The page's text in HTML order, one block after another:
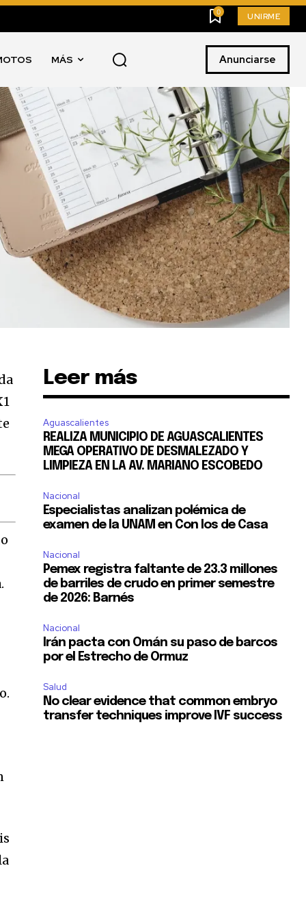
0 UNIRME
MÁS Anunciarse
Leer más
Aguascalientes
REALIZA MUNICIPIO DE AGUASCALIENTES
MEGA OPERATIVO DE DESMALEZADO Y
LIMPIEZA EN LA AV. MARIANO ESCOBEDO
Nacional
Especialistas analizan polémica de
examen de la UNAM en Con los de Casa
Nacional
Pemex registra faltante de 23.3 millones
de barriles de crudo en primer semestre
de 2026: Barnés
Nacional
Irán pacta con Omán su paso de barcos
por el Estrecho de Ormuz
Salud
No clear evidence that common embryo
transfer techniques improve IVF success